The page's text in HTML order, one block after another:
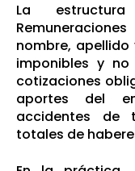
La
nombre, apellido
imponibles y no
cotizaciones
aportes del
accidentes de
totales de